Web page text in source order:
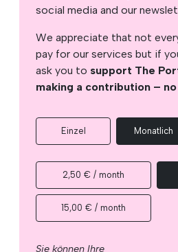
Google fest
Als bevorzugte
hinzufügen
Unterstützen Sie The
We are proud to provide
around the world with
unbiased news for free –
print.
Our dedicated team
nationalities through our